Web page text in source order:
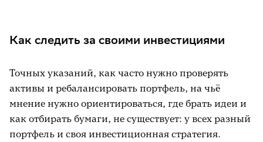
Как следить за своими инвестициями
Точных указаний, как часто нужно проверять
активы и ребалансировать портфель, на чьё
мнение нужно ориентироваться, где брать идеи и
как отбирать бумаги, не существует: у всех разный
портфель и своя инвестиционная стратегия.